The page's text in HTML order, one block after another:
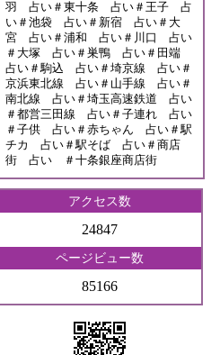
羽 占い＃東十条 占い＃王子 占
い＃池袋 占い＃新宿 占い＃大
宮 占い＃浦和 占い＃川口 占い
＃大塚 占い＃巣鴨 占い＃田端
占い＃駒込 占い＃埼京線 占い＃
京浜東北線 占い＃山手線 占い＃
南北線 占い＃埼玉高速鉄道 占い
＃都営三田線 占い＃子連れ 占い
＃子供 占い＃赤ちゃん 占い＃駅
チカ 占い＃駅そば 占い＃商店
街 占い ＃十条銀座商店街
アクセス数
24847
ページビュー数
85166